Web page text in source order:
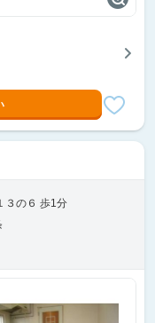
３の６ 歩1分